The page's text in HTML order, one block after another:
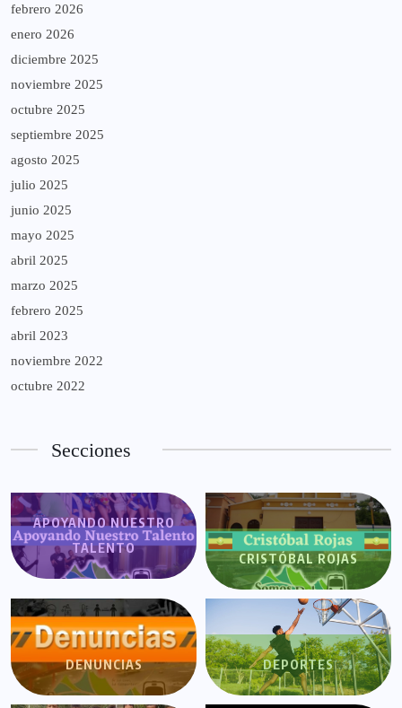
febrero 2026
enero 2026
diciembre 2025
noviembre 2025
octubre 2025
septiembre 2025
agosto 2025
julio 2025
junio 2025
mayo 2025
abril 2025
marzo 2025
febrero 2025
abril 2023
noviembre 2022
octubre 2022
Secciones
APOYANDO NUESTRO
TALENTO
CRISTÓBAL ROJAS
DENUNCIAS DEPORTES